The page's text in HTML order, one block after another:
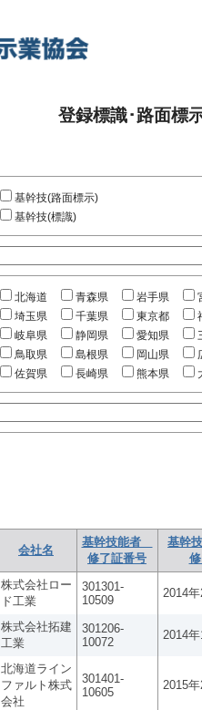
登録標識･路面標
基幹技(路面標示)
基幹技(標識)
北海道 青森県 岩手県
埼玉県
千葉県 東京都
岐阜県
静岡県 愛知県
鳥取県
島根県 岡山県
佐賀県
長崎県 熊本県
会社名
基幹技能者
修了証番号
基幹
株式会社ロー
ド工業
301301-
10509
2014
株式会社拓建
工業
301206-
10072
2014
北海道ライン
ファルト株式
会社
301401-
10605
2015